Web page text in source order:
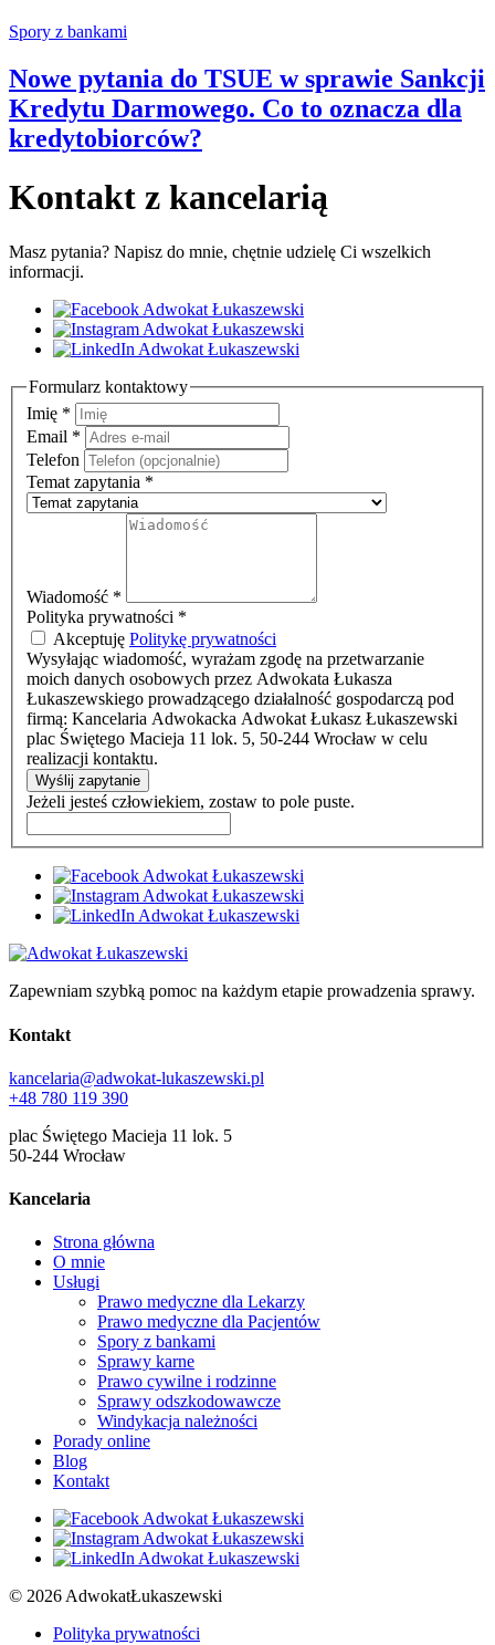
Spory z bankami
Nowe pytania do TSUE w sprawie Sankcji
Kredytu Darmowego. Co to oznacza dla
kredytobiorców?
Kontakt z kancelarią
Masz pytania? Napisz do mnie, chętnie udzielę Ci wszelkich
informacji.
Formularz kontaktowy
Imię *
Email *
Telefon
Temat zapytania *
Wiadomość *
Polityka prywatności *
Akceptuję Politykę prywatności
Wysyłając wiadomość, wyrażam zgodę na przetwarzanie
moich danych osobowych przez Adwokata Łukasza
Łukaszewskiego prowadzącego działalność gospodarczą pod
firmą: Kancelaria Adwokacka Adwokat Łukasz Łukaszewski
plac Świętego Macieja 11 lok. 5, 50-244 Wrocław w celu
realizacji kontaktu.
Wyślij zapytanie
Jeżeli jesteś człowiekiem, zostaw to pole puste.
Zapewniam szybką pomoc na każdym etapie prowadzenia sprawy.
Kontakt
kancelaria@adwokat-lukaszewski.pl
+48 780 119 390
plac Świętego Macieja 11 lok. 5
50-244 Wrocław
Kancelaria
Strona główna
O mnie
Usługi
Prawo medyczne dla Lekarzy
Prawo medyczne dla Pacjentów
Spory z bankami
Sprawy karne
Prawo cywilne i rodzinne
Sprawy odszkodowawcze
Windykacja należności
Porady online
Blog
Kontakt
© 2026 AdwokatŁukaszewski
Polityka prywatności